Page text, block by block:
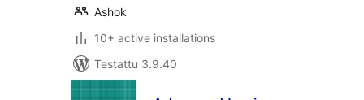
Ashok
10+ active installations
Testattu 3.9.40